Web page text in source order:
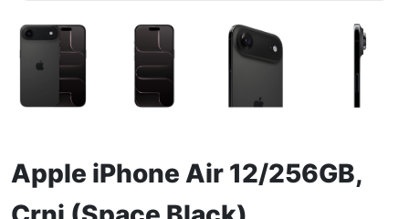
Apple iPhone Air 12/256GB,